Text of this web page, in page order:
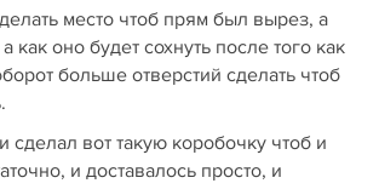
место чтоб прям был вырез, а
как оно будет сохнуть после того как
больше отверстий сделать чтоб
сделал вот такую коробочку чтоб и
и доставалось просто, и